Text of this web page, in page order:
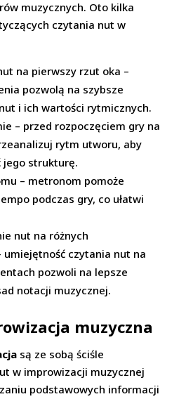
muzycznych. Oto kilka
czytania nut w
na pierwszy rzut oka –
pozwolą na szybsze
i ich wartości rytmicznych.
– przed rozpoczęciem gry na
rytm utworu, aby
jego strukturę.
– metronom pomoże
podczas gry, co ułatwi
nut na różnych
czytania nut na
pozwoli na lepsze
notacji muzycznej.
muzyczna
są ze sobą ściśle
w improwizacji muzycznej
podstawowych informacji